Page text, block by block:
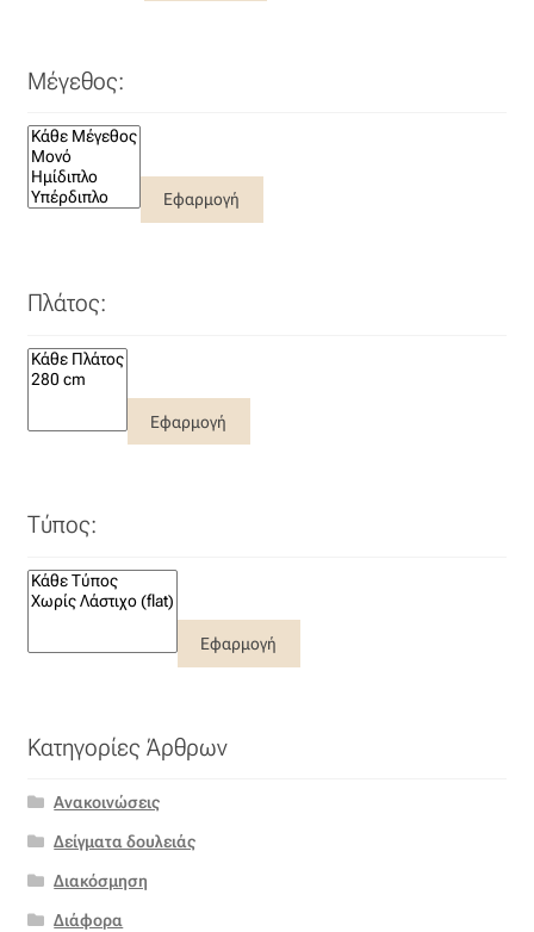
Μέγεθος:
Εφαρμογή
Πλάτος:
Εφαρμογή
Τύπος:
Εφαρμογή
Κατηγορίες Άρθρων
Ανακοινώσεις
Δείγματα δουλειάς
Διακόσμηση
Διάφορα